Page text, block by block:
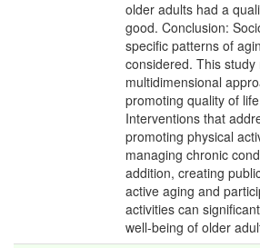
older adults had a
good. Conclusion:
specific patterns of
considered. This
multidimensional
promoting quality of
Interventions that
promoting physical
managing chronic
addition, creating
active aging and
activities can
well-being of older